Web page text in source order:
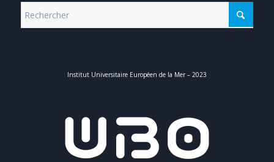
Institut Universitaire Européen de la Mer – 2023